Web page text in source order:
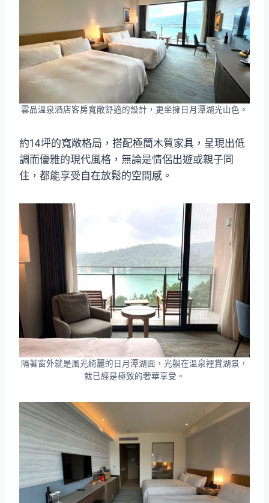
雲品溫泉酒店客房寬敞舒適的設計，更坐擁日月潭湖光山色。
約14坪的寬敞格局，搭配極簡木質家具，呈現出低
調而優雅的現代風格，無論是情侶出遊或親子同
住，都能享受自在放鬆的空間感。
隔著窗外就是風光綺麗的日月潭湖面，光躺在溫泉裡賞湖景，
就已經是極致的奢華享受。